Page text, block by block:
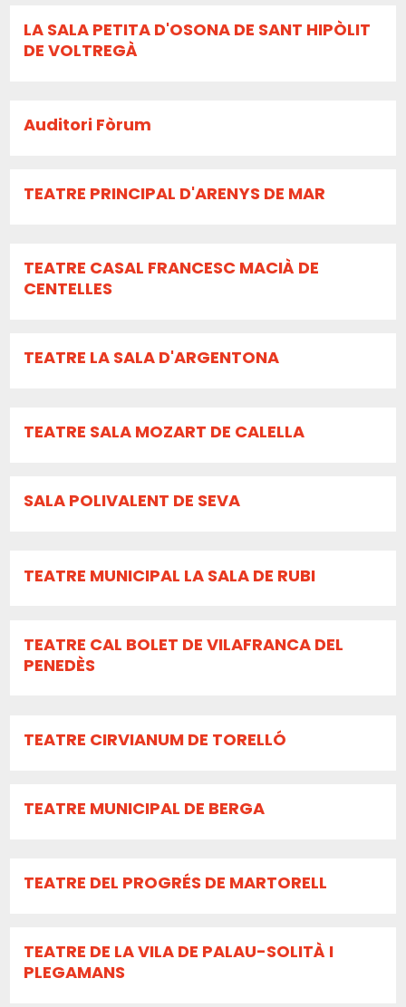
LA SALA PETITA D'OSONA DE SANT HIPÒLIT
DE VOLTREGÀ
Auditori Fòrum
TEATRE PRINCIPAL D'ARENYS DE MAR
TEATRE CASAL FRANCESC MACIÀ DE
CENTELLES
TEATRE LA SALA D'ARGENTONA
TEATRE SALA MOZART DE CALELLA
SALA POLIVALENT DE SEVA
TEATRE MUNICIPAL LA SALA DE RUBI
TEATRE CAL BOLET DE VILAFRANCA DEL
PENEDÈS
TEATRE CIRVIANUM DE TORELLÓ
TEATRE MUNICIPAL DE BERGA
TEATRE DEL PROGRÉS DE MARTORELL
TEATRE DE LA VILA DE PALAU-SOLITÀ I
PLEGAMANS